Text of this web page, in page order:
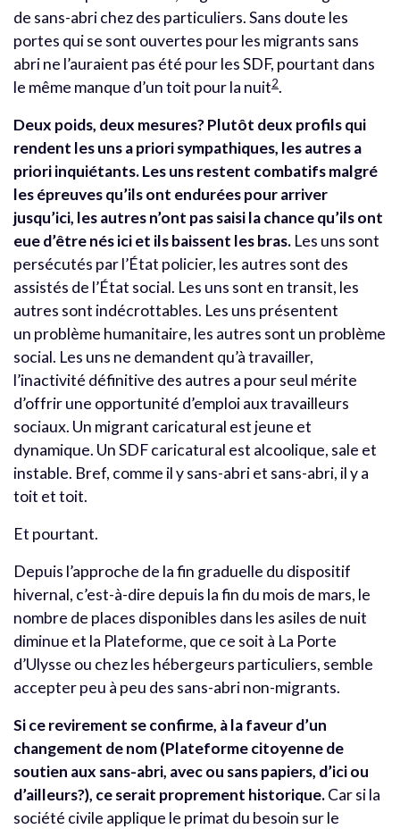
de sans-abri chez des particuliers. Sans doute les
portes qui se sont ouvertes pour les migrants sans
abri ne l’auraient pas été pour les SDF, pourtant dans
le même manque d’un toit pour la nuit2.
Deux poids, deux mesures? Plutôt deux profils qui
rendent les uns a priori sympathiques, les autres a
priori inquiétants.Les uns restent combatifs malgré
les épreuves qu’ils ont endurées pour arriver
jusqu’ici, les autres n’ont pas saisi la chance qu’ils ont
eue d’être nés ici et ils baissent les bras. Les uns sont
persécutés par l’État policier, les autres sont des
assistés de l’État social. Les uns sont en transit, les
autres sont indécrottables. Les uns présentent
un problème humanitaire, les autres sont un problème
social. Les uns ne demandent qu’à travailler,
l’inactivité définitive des autres a pour seul mérite
d’offrir une opportunité d’emploi aux travailleurs
sociaux. Un migrant caricatural est jeune et
dynamique. Un SDF caricatural est alcoolique, sale et
instable. Bref, comme il y sans-abri et sans-abri, il y a
toit et toit.
Et pourtant.
Depuis l’approche de la fin graduelle du dispositif
hivernal, c’est-à-dire depuis la fin du mois de mars, le
nombre de places disponibles dans les asiles de nuit
diminue et la Plateforme, que ce soit à La Porte
d’Ulysse ou chez les hébergeurs particuliers, semble
accepter peu à peu des sans-abri non-migrants.
Si ce revirement se confirme, à la faveur d’un
changement de nom (Plateforme citoyenne de
soutien aux sans-abri, avec ou sans papiers, d’ici ou
d’ailleurs?), ce serait proprement historique.Car si la
société civile applique le primat du besoin sur le